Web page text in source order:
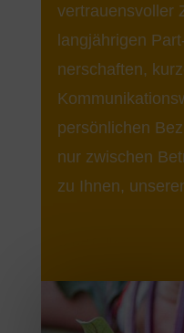
vertrauensvoller
langjährigen
nerschaften,
persönlichen
nur zwischen
zu Ihnen,